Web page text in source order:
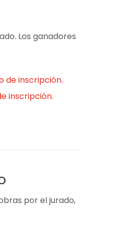
Los ganadores
de inscripción.
inscripción.
por el jurado,